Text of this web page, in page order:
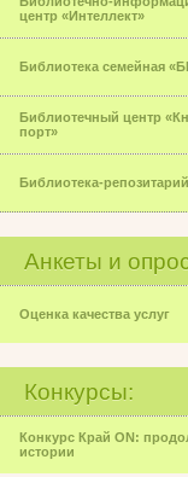
центр «Интеллект»
Библиотека семейная
Библиотечный центр
порт»
Библиотека-репозитарий
Анкеты и
Оценка качества услуг
Конкурсы:
Конкурс Край ON:
истории